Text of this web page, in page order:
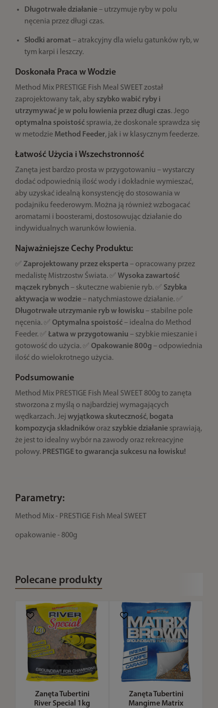
Długotrwałe działanie– utrzymuje ryby w polu
nęcenia przez długi czas.
Słodki aromat – atrakcyjny dla wielu gatunków ryb, w
tym karpi i leszczy.
Doskonała Praca w Wodzie
Method Mix PRESTIGE Fish Meal SWEET został
zaprojektowany tak, aby szybko wabić ryby i
utrzymywać je w polu łowienia przez długi czas. Jego
optymalna spoistość sprawia, że doskonale sprawdza się
w metodzie Method Feeder, jak i w klasycznym feederze.
Łatwość Użycia i Wszechstronność
Zanęta jest bardzo prosta w przygotowaniu – wystarczy
dodać odpowiednią ilość wody i dokładnie wymieszać,
aby uzyskać idealną konsystencję do stosowania w
podajniku feederowym. Można ją również wzbogacać
aromatami i boosterami, dostosowując działanie do
indywidualnych warunków łowienia.
Najważniejsze Cechy Produktu:
✅ Zaprojektowany przez eksperta – opracowany przez
medalistę Mistrzostw Świata. ✅ Wysoka zawartość
mączek rybnych – skuteczne wabienie ryb. ✅ Szybka
aktywacja w wodzie– natychmiastowe działanie. ✅
Długotrwałe utrzymanie ryb w łowisku – stabilne pole
nęcenia. ✅ Optymalna spoistość– idealna do Method
Feeder. ✅ Łatwa w przygotowaniu – szybkie mieszanie i
gotowość do użycia. ✅ Opakowanie 800g – odpowiednia
ilość do wielokrotnego użycia.
Podsumowanie
Method Mix PRESTIGE Fish Meal SWEET 800g to zanęta
stworzona z myślą o najbardziej wymagających
wędkarzach. Jej wyjątkowa skuteczność, bogata
kompozycja składników oraz szybkie działanie sprawiają,
że jest to idealny wybór na zawody oraz rekreacyjne
połowy. PRESTIGE to gwarancja sukcesu na łowisku!
Parametry:
Method Mix - PRESTIGE Fish Meal SWEET
opakowanie - 800g
Polecane produkty
Zanęta Tubertini
River Special 1kg
Zanęta Tubertini
Mangime Matrix